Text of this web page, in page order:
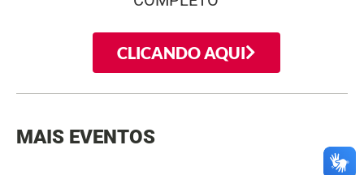
CLICANDO AQUI
MAIS EVENTOS